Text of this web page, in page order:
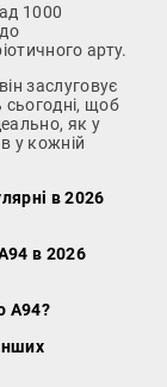
1000
арту.
заслуговує
сьогодні, щоб
як у
у кожній
в 2026
в 2026
A94?